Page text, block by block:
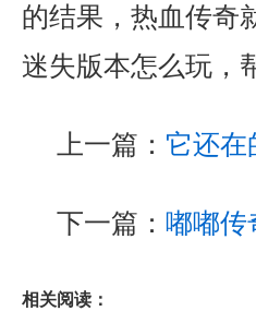
的结果，热血传奇
迷失版本怎么玩，
上一篇： 它还在
下一篇： 嘟嘟传
相关阅读：